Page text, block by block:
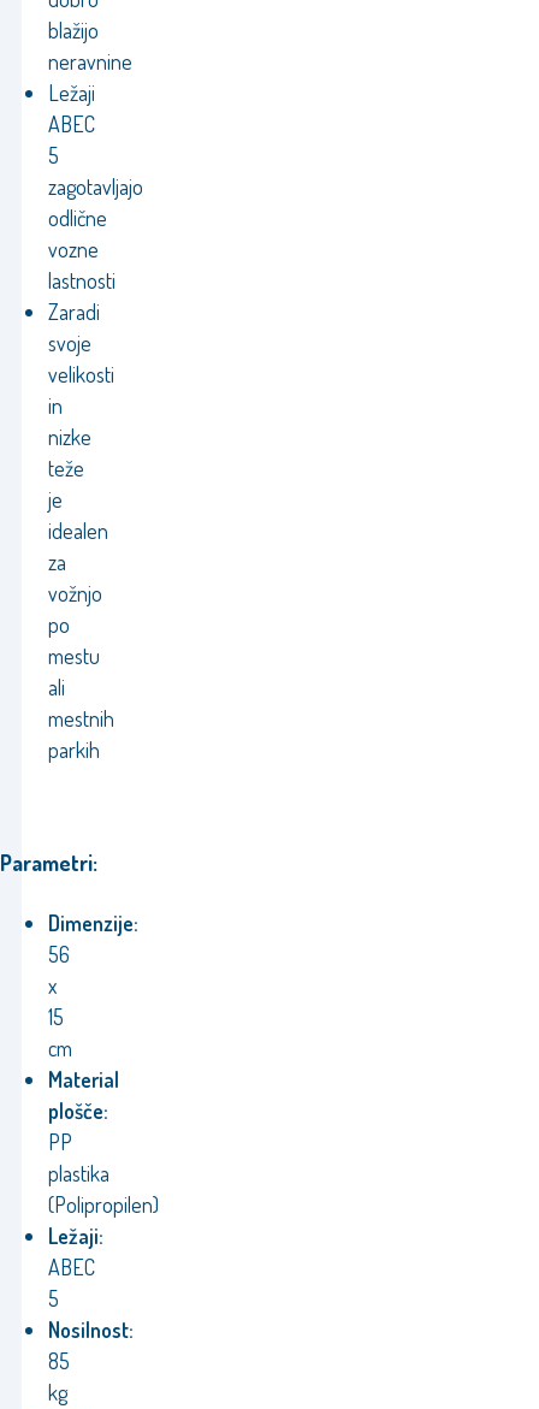
blažijo
neravnine
Ležaji
ABEC
5
zagotavljajo
odlične
vozne
lastnosti
Zaradi
svoje
velikosti
in
nizke
teže
je
idealen
za
vožnjo
po
mestu
ali
mestnih
parkih
Parametri:
Dimenzije:
56
x
15
cm
Material
plošče:
PP
plastika
(Polipropilen)
Ležaji:
ABEC
5
Nosilnost:
85
kg